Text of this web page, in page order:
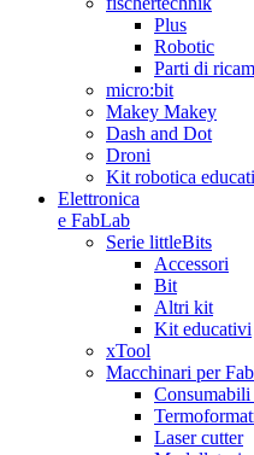
Plus
Robotic
Parti di
micro:bit
Makey Makey
Dash and Dot
Droni
Kit robotica
Elettronica
e FabLab
Serie littleBits
Accessori
Bit
Altri kit
Kit educativi
xTool
Macchinari per
Consumabili
Laser cutter